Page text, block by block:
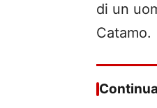
di un
Catamo.